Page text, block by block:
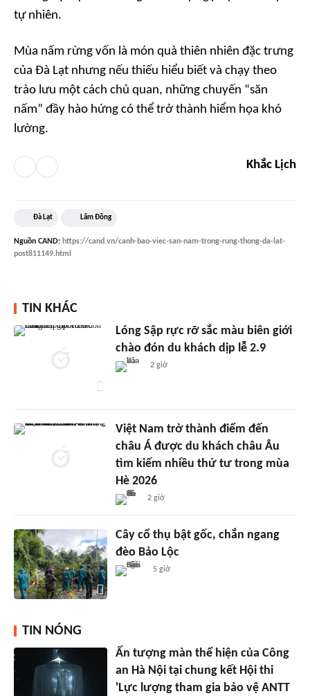
tự nhiên.
Mùa nấm rừng vốn là món quà thiên nhiên đặc trưng
của Đà Lạt nhưng nếu thiếu hiểu biết và chạy theo
trào lưu một cách chủ quan, những chuyến “săn
nấm” đầy hào hứng có thể trở thành hiểm họa khó
lường.
Khắc Lịch
Đà Lạt Lâm Đồng
Nguồn CAND: https://cand.vn/canh-bao-viec-san-nam-trong-rung-thong-da-lat-
post811149.html
TIN KHÁC
Lóng Sập rực rỡ sắc màu biên giới
chào đón du khách dịp lễ 2.9
2 giờ
Việt Nam trở thành điểm đến
châu Á được du khách châu Âu
tìm kiếm nhiều thứ tư trong mùa
Hè 2026
2 giờ
Cây cổ thụ bật gốc, chắn ngang
đèo Bảo Lộc
5 giờ
TIN NÓNG
Ấn tượng màn thể hiện của Công
an Hà Nội tại chung kết Hội thi
'Lực lượng tham gia bảo vệ ANTT